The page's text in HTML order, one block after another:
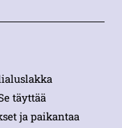
täyttää
ja paikantaa